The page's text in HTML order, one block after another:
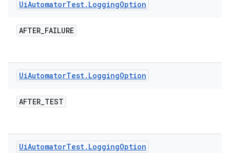
UiAutomatorTest. LoggingOption
AFTER_FAILURE
UiAutomatorTest. LoggingOption
AFTER_TEST
UiAutomatorTest. LoggingOption